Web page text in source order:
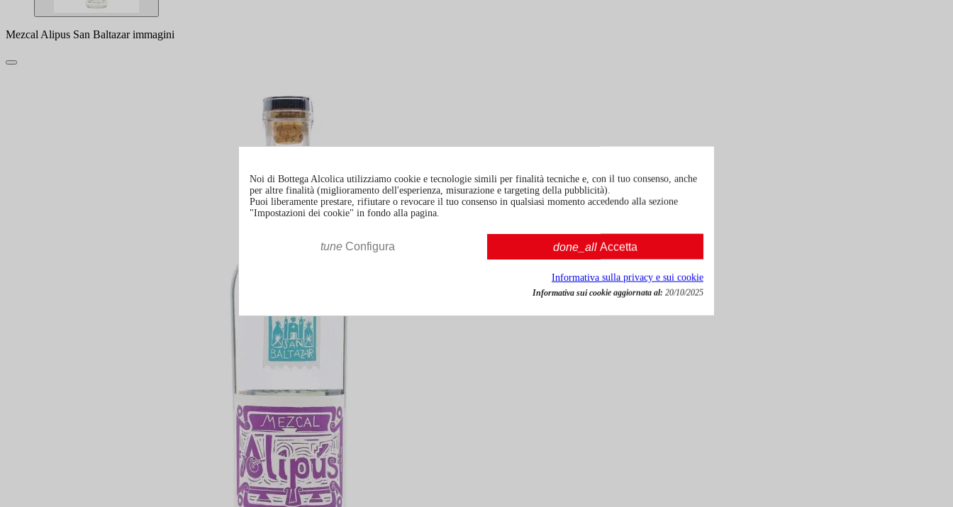
Mezcal Alipus San Baltazar immagini
Noi di Bottega Alcolica utilizziamo cookie e tecnologie simili per finalità tecniche e, con il tuo consenso, anche
per altre finalità (miglioramento dell'esperienza, misurazione e targeting della pubblicità).
Puoi liberamente prestare, rifiutare o revocare il tuo consenso in qualsiasi momento accedendo alla sezione
"Impostazioni dei cookie" in fondo alla pagina.
tune Configura done_all Accetta
Informativa sulla privacy e sui cookie
Informativa sui cookie aggiornata al: 20/10/2025